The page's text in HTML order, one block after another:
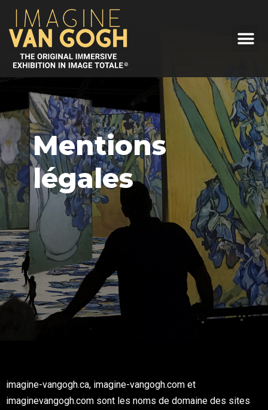
Mentions
légales
imagine-vangogh.ca, imagine-vangogh.com et
imaginevangogh.com sont les noms de domaine des sites